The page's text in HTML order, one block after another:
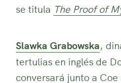
se titula The Proof of
Slawka Grabowska,
tertulias en inglés de
conversará junto a